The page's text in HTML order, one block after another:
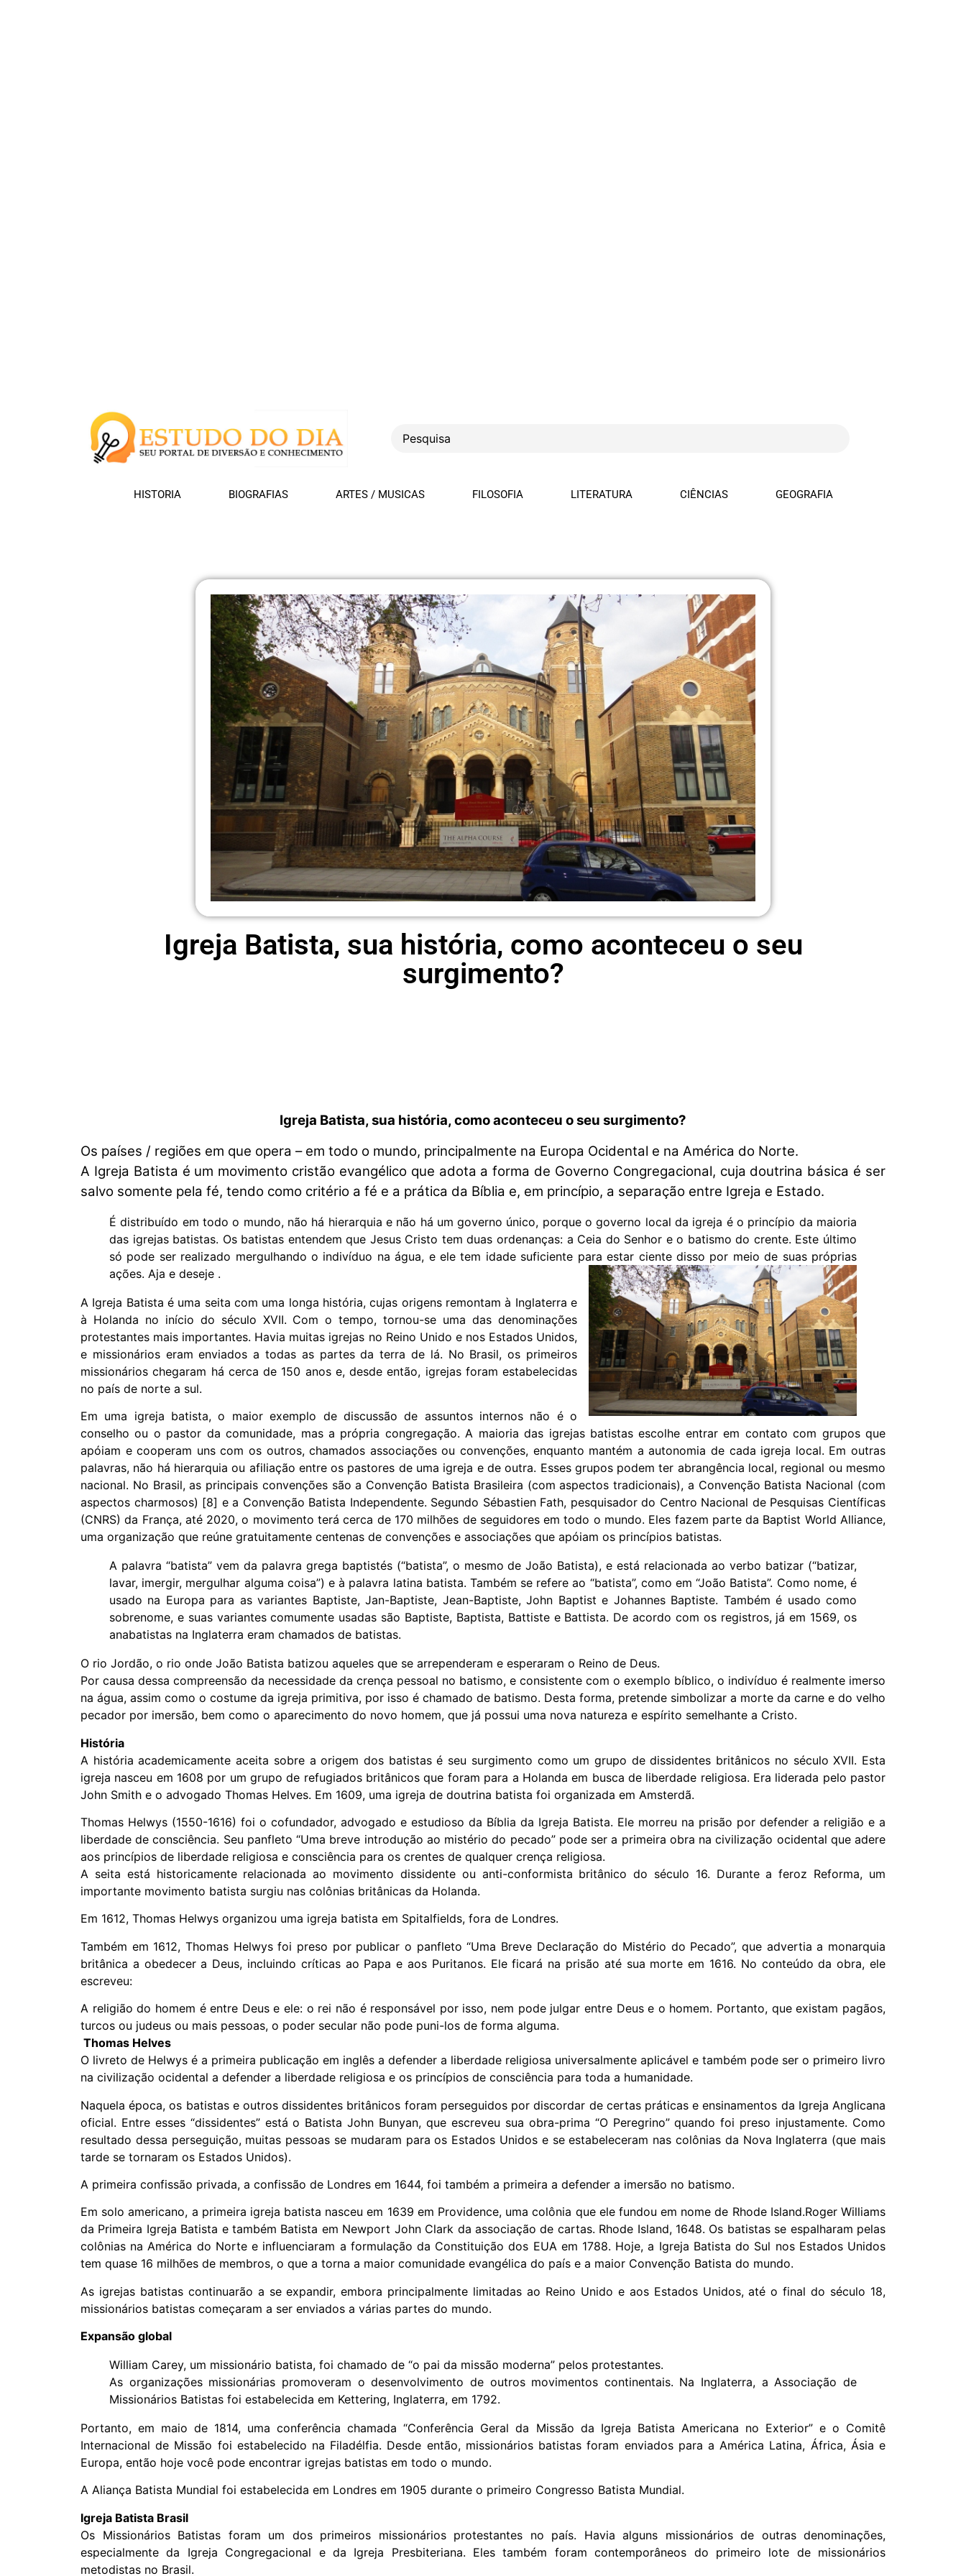
HISTORIA BIOGRAFIAS ARTES / MUSICAS FILOSOFIA LITERATURA CIÊNCIAS GEOGRAFIA
Igreja Batista, sua história, como aconteceu o seu
surgimento?
Igreja Batista, sua história, como aconteceu o seu surgimento?
Os países / regiões em que opera – em todo o mundo, principalmente na Europa Ocidental e na América do Norte.
A Igreja Batista é um movimento cristão evangélico que adota a forma de Governo Congregacional, cuja doutrina básica é ser
salvo somente pela fé, tendo como critério a fé e a prática da Bíblia e, em princípio, a separação entre Igreja e Estado.
É distribuído em todo o mundo, não há hierarquia e não há um governo único, porque o governo local da igreja é o princípio da maioria
das igrejas batistas. Os batistas entendem que Jesus Cristo tem duas ordenanças: a Ceia do Senhor e o batismo do crente. Este último
só pode ser realizado mergulhando o indivíduo na água, e ele tem idade suficiente para estar ciente disso por meio de suas próprias
ações. Aja e deseje .
A Igreja Batista é uma seita com uma longa história, cujas origens remontam à Inglaterra e
à Holanda no início do século XVII. Com o tempo, tornou-se uma das denominações
protestantes mais importantes. Havia muitas igrejas no Reino Unido e nos Estados Unidos,
e missionários eram enviados a todas as partes da terra de lá. No Brasil, os primeiros
missionários chegaram há cerca de 150 anos e, desde então, igrejas foram estabelecidas
no país de norte a sul.
Em uma igreja batista, o maior exemplo de discussão de assuntos internos não é o
conselho ou o pastor da comunidade, mas a própria congregação. A maioria das igrejas batistas escolhe entrar em contato com grupos que
apóiam e cooperam uns com os outros, chamados associações ou convenções, enquanto mantém a autonomia de cada igreja local. Em outras
palavras, não há hierarquia ou afiliação entre os pastores de uma igreja e de outra. Esses grupos podem ter abrangência local, regional ou mesmo
nacional. No Brasil, as principais convenções são a Convenção Batista Brasileira (com aspectos tradicionais), a Convenção Batista Nacional (com
aspectos charmosos) [8] e a Convenção Batista Independente. Segundo Sébastien Fath, pesquisador do Centro Nacional de Pesquisas Científicas
(CNRS) da França, até 2020, o movimento terá cerca de 170 milhões de seguidores em todo o mundo. Eles fazem parte da Baptist World Alliance,
uma organização que reúne gratuitamente centenas de convenções e associações que apóiam os princípios batistas.
A palavra “batista” vem da palavra grega baptistés (“batista”, o mesmo de João Batista), e está relacionada ao verbo batizar (“batizar,
lavar, imergir, mergulhar alguma coisa”) e à palavra latina batista. Também se refere ao “batista”, como em “João Batista”. Como nome, é
usado na Europa para as variantes Baptiste, Jan-Baptiste, Jean-Baptiste, John Baptist e Johannes Baptiste. Também é usado como
sobrenome, e suas variantes comumente usadas são Baptiste, Baptista, Battiste e Battista. De acordo com os registros, já em 1569, os
anabatistas na Inglaterra eram chamados de batistas.
O rio Jordão, o rio onde João Batista batizou aqueles que se arrependeram e esperaram o Reino de Deus.
Por causa dessa compreensão da necessidade da crença pessoal no batismo, e consistente com o exemplo bíblico, o indivíduo é realmente imerso
na água, assim como o costume da igreja primitiva, por isso é chamado de batismo. Desta forma, pretende simbolizar a morte da carne e do velho
pecador por imersão, bem como o aparecimento do novo homem, que já possui uma nova natureza e espírito semelhante a Cristo.
História
A história academicamente aceita sobre a origem dos batistas é seu surgimento como um grupo de dissidentes britânicos no século XVII. Esta
igreja nasceu em 1608 por um grupo de refugiados britânicos que foram para a Holanda em busca de liberdade religiosa. Era liderada pelo pastor
John Smith e o advogado Thomas Helves. Em 1609, uma igreja de doutrina batista foi organizada em Amsterdã.
Thomas Helwys (1550-1616) foi o cofundador, advogado e estudioso da Bíblia da Igreja Batista. Ele morreu na prisão por defender a religião e a
liberdade de consciência. Seu panfleto “Uma breve introdução ao mistério do pecado” pode ser a primeira obra na civilização ocidental que adere
aos princípios de liberdade religiosa e consciência para os crentes de qualquer crença religiosa.
A seita está historicamente relacionada ao movimento dissidente ou anti-conformista britânico do século 16. Durante a feroz Reforma, um
importante movimento batista surgiu nas colônias britânicas da Holanda.
Em 1612, Thomas Helwys organizou uma igreja batista em Spitalfields, fora de Londres.
Também em 1612, Thomas Helwys foi preso por publicar o panfleto “Uma Breve Declaração do Mistério do Pecado”, que advertia a monarquia
britânica a obedecer a Deus, incluindo críticas ao Papa e aos Puritanos. Ele ficará na prisão até sua morte em 1616. No conteúdo da obra, ele
escreveu:
A religião do homem é entre Deus e ele: o rei não é responsável por isso, nem pode julgar entre Deus e o homem. Portanto, que existam pagãos,
turcos ou judeus ou mais pessoas, o poder secular não pode puni-los de forma alguma.
Thomas Helves
O livreto de Helwys é a primeira publicação em inglês a defender a liberdade religiosa universalmente aplicável e também pode ser o primeiro livro
na civilização ocidental a defender a liberdade religiosa e os princípios de consciência para toda a humanidade.
Naquela época, os batistas e outros dissidentes britânicos foram perseguidos por discordar de certas práticas e ensinamentos da Igreja Anglicana
oficial. Entre esses “dissidentes” está o Batista John Bunyan, que escreveu sua obra-prima “O Peregrino” quando foi preso injustamente. Como
resultado dessa perseguição, muitas pessoas se mudaram para os Estados Unidos e se estabeleceram nas colônias da Nova Inglaterra (que mais
tarde se tornaram os Estados Unidos).
A primeira confissão privada, a confissão de Londres em 1644, foi também a primeira a defender a imersão no batismo.
Em solo americano, a primeira igreja batista nasceu em 1639 em Providence, uma colônia que ele fundou em nome de Rhode Island.Roger Williams
da Primeira Igreja Batista e também Batista em Newport John Clark da associação de cartas. Rhode Island, 1648. Os batistas se espalharam pelas
colônias na América do Norte e influenciaram a formulação da Constituição dos EUA em 1788. Hoje, a Igreja Batista do Sul nos Estados Unidos
tem quase 16 milhões de membros, o que a torna a maior comunidade evangélica do país e a maior Convenção Batista do mundo.
As igrejas batistas continuarão a se expandir, embora principalmente limitadas ao Reino Unido e aos Estados Unidos, até o final do século 18,
missionários batistas começaram a ser enviados a várias partes do mundo.
Expansão global
William Carey, um missionário batista, foi chamado de “o pai da missão moderna” pelos protestantes.
As organizações missionárias promoveram o desenvolvimento de outros movimentos continentais. Na Inglaterra, a Associação de
Missionários Batistas foi estabelecida em Kettering, Inglaterra, em 1792.
Portanto, em maio de 1814, uma conferência chamada “Conferência Geral da Missão da Igreja Batista Americana no Exterior” e o Comitê
Internacional de Missão foi estabelecido na Filadélfia. Desde então, missionários batistas foram enviados para a América Latina, África, Ásia e
Europa, então hoje você pode encontrar igrejas batistas em todo o mundo.
A Aliança Batista Mundial foi estabelecida em Londres em 1905 durante o primeiro Congresso Batista Mundial.
Igreja Batista Brasil
Os Missionários Batistas foram um dos primeiros missionários protestantes no país. Havia alguns missionários de outras denominações,
especialmente da Igreja Congregacional e da Igreja Presbiteriana. Eles também foram contemporâneos do primeiro lote de missionários
metodistas no Brasil.